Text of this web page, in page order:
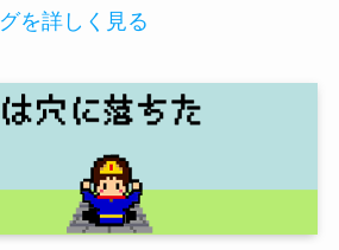
を詳しく見る